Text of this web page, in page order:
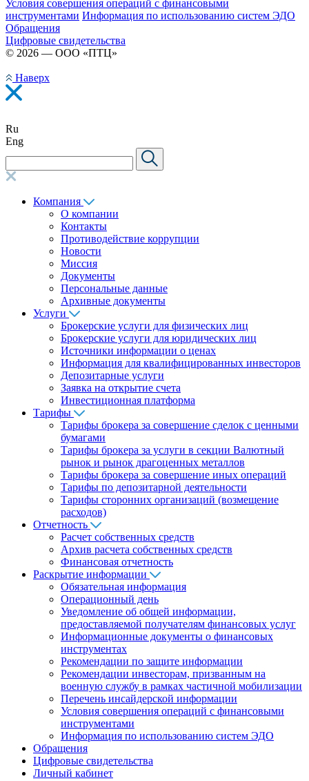
Условия совершения операций с финансовыми
инструментами Информация по использованию систем ЭДО
Обращения
Цифровые свидетельства
© 2026 — ООО «ПТЦ»
Наверх
Ru
Eng
Компания
О компании
Контакты
Противодействие коррупции
Новости
Миссия
Документы
Персональные данные
Архивные документы
Услуги
Брокерские услуги для физических лиц
Брокерские услуги для юридических лиц
Источники информации о ценах
Информация для квалифицированных инвесторов
Депозитарные услуги
Заявка на открытие счета
Инвестиционная платформа
Тарифы
Тарифы брокера за совершение сделок с ценными
бумагами
Тарифы брокера за услуги в секции Валютный
рынок и рынок драгоценных металлов
Тарифы брокера за совершение иных операций
Тарифы по депозитарной деятельности
Тарифы сторонних организаций (возмещение
расходов)
Отчетность
Расчет собственных средств
Архив расчета собственных средств
Финансовая отчетность
Раскрытие информации
Обязательная информация
Операционный день
Уведомление об общей информации,
предоставляемой получателям финансовых услуг
Информационные документы о финансовых
инструментах
Рекомендации по защите информации
Рекомендации инвесторам, призванным на
военную службу в рамках частичной мобилизации
Перечень инсайдерской информации
Условия совершения операций с финансовыми
инструментами
Информация по использованию систем ЭДО
Обращения
Цифровые свидетельства
Личный кабинет